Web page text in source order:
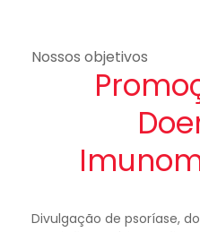
Nossos objetivos
Divulgação de psoríase,